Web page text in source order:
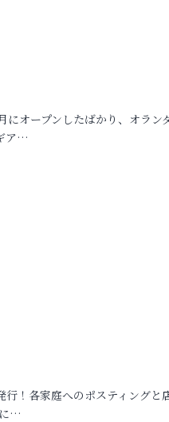
オープンしたばかり、オラン
ア…
行！各家庭へのポスティングと
…